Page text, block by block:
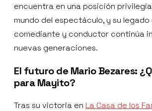
encuentra en una posición
mundo del espectáculo, y su legado
comediante y conductor continúa
nuevas generaciones.
El futuro de Mario Bezares:
para Mayito?
Tras su victoria en La Casa de los